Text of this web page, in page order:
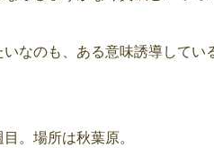
なのも、ある意味誘導してい
。場所は秋葉原。